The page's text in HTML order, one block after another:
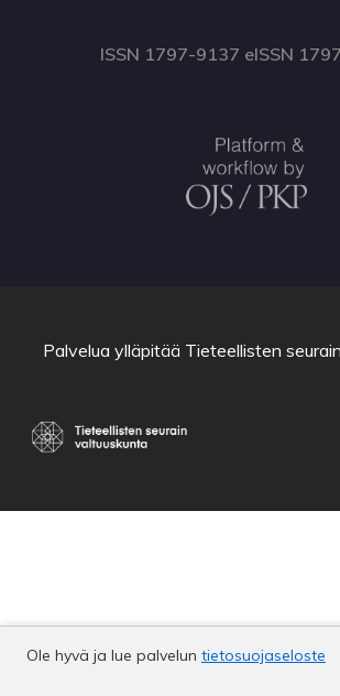
ISSN 1797-9137 eISSN
Ole hyvä ja lue palvelun tietosuojaseloste
Palvelua ylläpitää Tieteellisten